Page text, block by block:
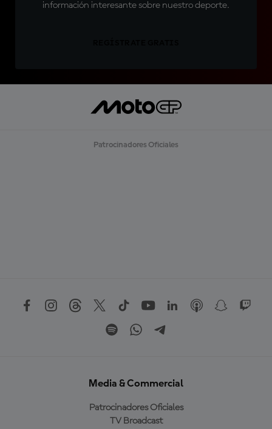
información interesante sobre nuestro deporte.
Patrocinadores Oficiales
Media & Commercial
Patrocinadores Oficiales
TV Broadcast